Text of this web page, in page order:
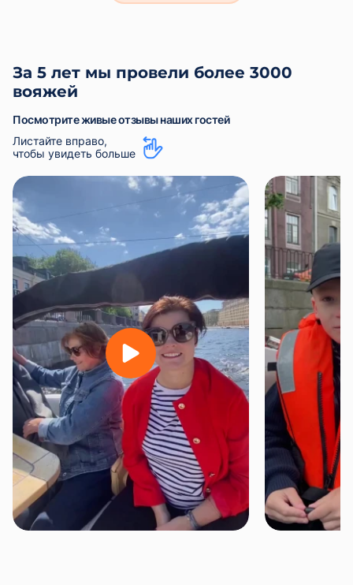
За 5 лет мы провели более 3000
вояжей
Посмотрите живые отзывы наших гостей
Листайте вправо,
чтобы увидеть больше